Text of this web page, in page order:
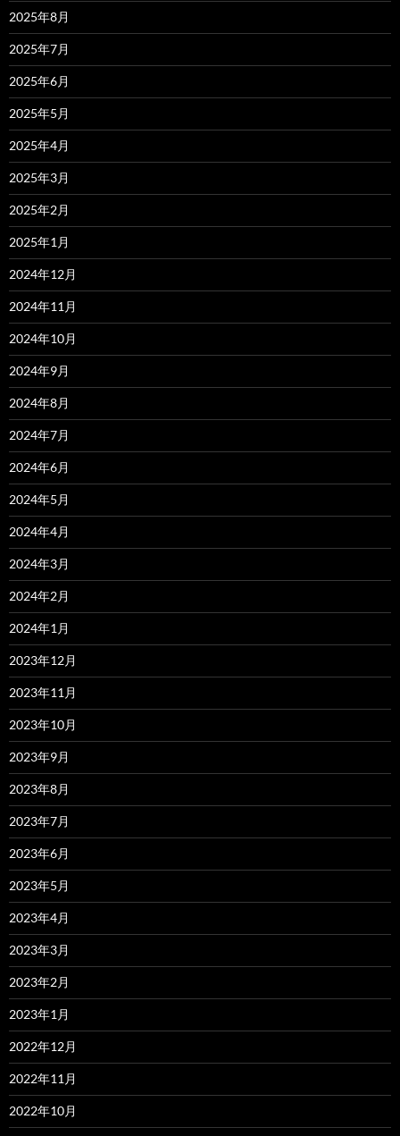
2025年8月
2025年7月
2025年6月
2025年5月
2025年4月
2025年3月
2025年2月
2025年1月
2024年12月
2024年11月
2024年10月
2024年9月
2024年8月
2024年7月
2024年6月
2024年5月
2024年4月
2024年3月
2024年2月
2024年1月
2023年12月
2023年11月
2023年10月
2023年9月
2023年8月
2023年7月
2023年6月
2023年5月
2023年4月
2023年3月
2023年2月
2023年1月
2022年12月
2022年11月
2022年10月